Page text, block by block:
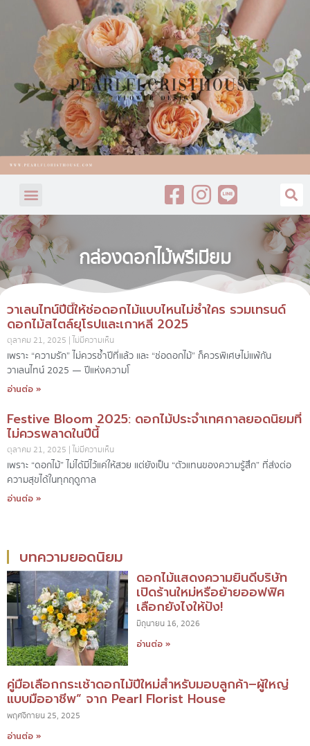
กล่องดอกไม้พรีเมียม
วาเลนไทน์ปีนี้ให้ช่อดอกไม้แบบไหนไม่ซ้ำใคร รวมเทรนด์
ดอกไม้สไตล์ยุโรปและเกาหลี 2025
ตุลาคม 21, 2025 ไม่มีความเห็น
เพราะ “ความรัก” ไม่ควรซ้ำปีที่แล้ว และ “ช่อดอกไม้” ก็ควรพิเศษไม่แพ้กัน
วาเลนไทน์ 2025 — ปีแห่งความโ
อ่านต่อ »
Festive Bloom 2025: ดอกไม้ประจำเทศกาลยอดนิยมที่
ไม่ควรพลาดในปีนี้
ตุลาคม 21, 2025 ไม่มีความเห็น
เพราะ “ดอกไม้” ไม่ได้มีไว้แค่ให้สวย แต่ยังเป็น “ตัวแทนของความรู้สึก” ที่ส่งต่อ
ความสุขได้ในทุกฤดูกาล
อ่านต่อ »
บทความยอดนิยม
ดอกไม้แสดงความยินดีบริษัท
เปิดร้านใหม่หรือย้ายออฟฟิศ
เลือกยังไงให้ปัง!
มิถุนายน 16, 2026
อ่านต่อ »
คู่มือเลือกกระเช้าดอกไม้ปีใหม่สำหรับมอบลูกค้า–ผู้ใหญ่
แบบมืออาชีพ” จาก Pearl Florist House
พฤศจิกายน 25, 2025
อ่านต่อ »